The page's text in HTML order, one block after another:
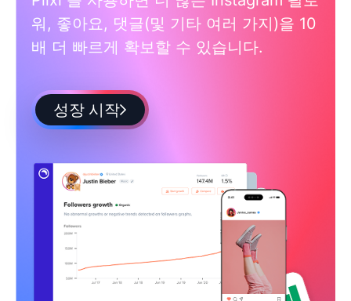
워, 좋아요, 댓글(및 기타 여러 가지)을 10
배 더 빠르게 확보할 수 있습니다.
성장 시작